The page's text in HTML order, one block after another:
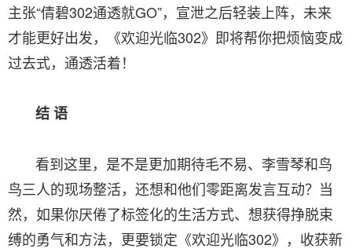
主张“倩碧302通透就GO”，宣泄之后轻装上阵，未来
才能更好出发，《欢迎光临302》即将帮你把烦恼变成
过去式，通透活着！
结 语
看到这里，是不是更加期待毛不易、李雪琴和鸟
鸟三人的现场整活，还想和他们零距离发言互动？当
然，如果你厌倦了标签化的生活方式、想获得挣脱束
缚的勇气和方法，更要锁定《欢迎光临302》，收获新